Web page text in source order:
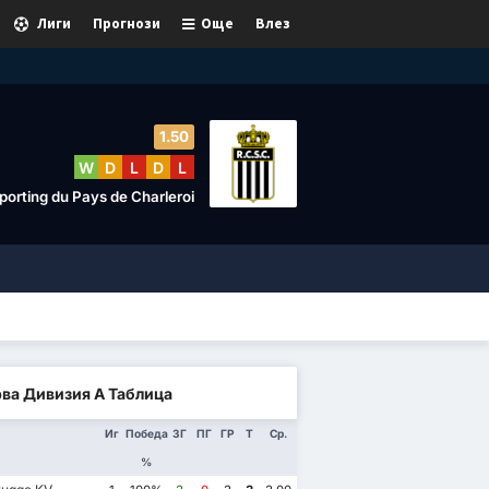
Влез
Още
Прогнози
Лиги
1.50
W D L D L
du Pays de Charleroi
Дивизия А Таблица
Иг Победа
%
ЗГ ПГ ГР Т Ср.